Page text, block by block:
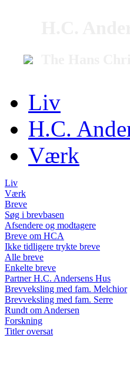
Liv
H.C.
Værk
Liv
Værk
Breve
Søg i brevbasen
Afsendere og modtagere
Breve om HCA
Ikke tidligere trykte breve
Alle breve
Enkelte breve
Partner H.C. Andersens Hus
Brevveksling med fam. Melchior
Brevveksling med fam. Serre
Rundt om Andersen
Forskning
Titler oversat